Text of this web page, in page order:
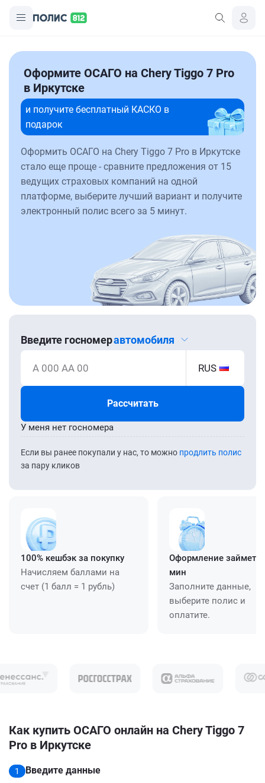
Оформите ОСАГО на Chery Tiggo 7 Pro
в Иркутске
и получите бесплатный КАСКО в
подарок
Оформить ОСАГО на Chery Tiggo 7 Pro в Иркутске
стало еще проще - сравните предложения от 15
ведущих страховых компаний на одной
платформе, выберите лучший вариант и получите
электронный полис всего за 5 минут.
Введите госномеравтомобиля
А 000 АА 00 RUS
Рассчитать
Если вы ранее покупали у нас, то можно продлить полис
за пару кликов
У меня нет госномера
100% кешбэк за покупку
Начисляем баллами на
счет (1 балл = 1 рубль)
Оформление займет
мин
Заполните данные,
выберите полис и
оплатите.
Как купить ОСАГО онлайн на Chery Tiggo 7
Pro в Иркутске
1
Введите данные